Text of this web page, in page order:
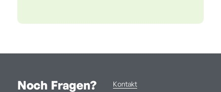
Noch Fragen? Kontakt